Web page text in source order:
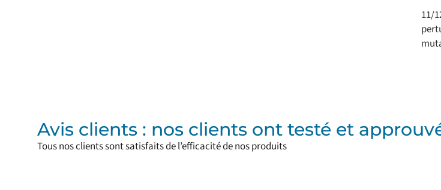
11/
Avis clients : nos clients ont testé et
Tous nos clients sont satisfaits de l’efficacité de nos produits